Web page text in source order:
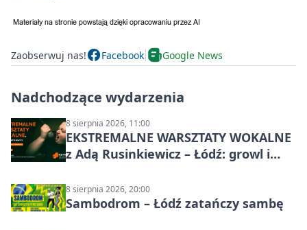
Zaobserwuj nas! Facebook Google News
Nadchodzące wydarzenia
8 sierpnia 2026, 11:00
EKSTREMALNE WARSZTATY WOKALNE
z Adą Rusinkiewicz – Łódź: growl i
8 sierpnia 2026, 20:00
Sambodrom – Łódź zatańczy sambę